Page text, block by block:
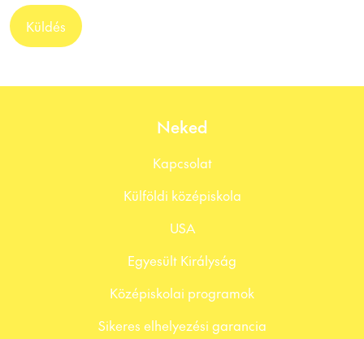
t
a
t
s
Neked
Kapcsolat
Külföldi középiskola
USA
Egyesült Királyság
Középiskolai programok
Sikeres elhelyezési garancia